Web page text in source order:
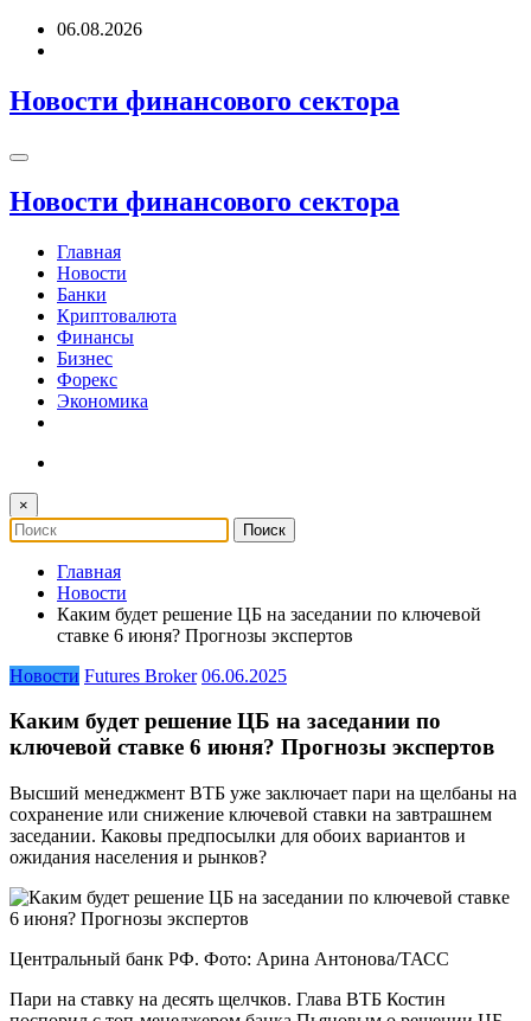
Перейти06.08.2026
Новости финансового сектора
Новости финансового сектора
Главная
Новости
Банки
Криптовалюта
Финансы
Бизнес
Форекс
Экономика
×
Главная
Новости
Каким будет решение ЦБ на заседании по ключевой
ставке 6 июня? Прогнозы экспертов
Новости Futures Broker 06.06.2025
Каким будет решение ЦБ на заседании по
ключевой ставке 6 июня? Прогнозы экспертов
Высший менеджмент ВТБ уже заключает пари на щелбаны на
сохранение или снижение ключевой ставки на завтрашнем
заседании. Каковы предпосылки для обоих вариантов и
ожидания населения и рынков?
Центральный банк РФ. Фото: Арина Антонова/ТАСС
Пари на ставку на десять щелчков. Глава ВТБ Костин